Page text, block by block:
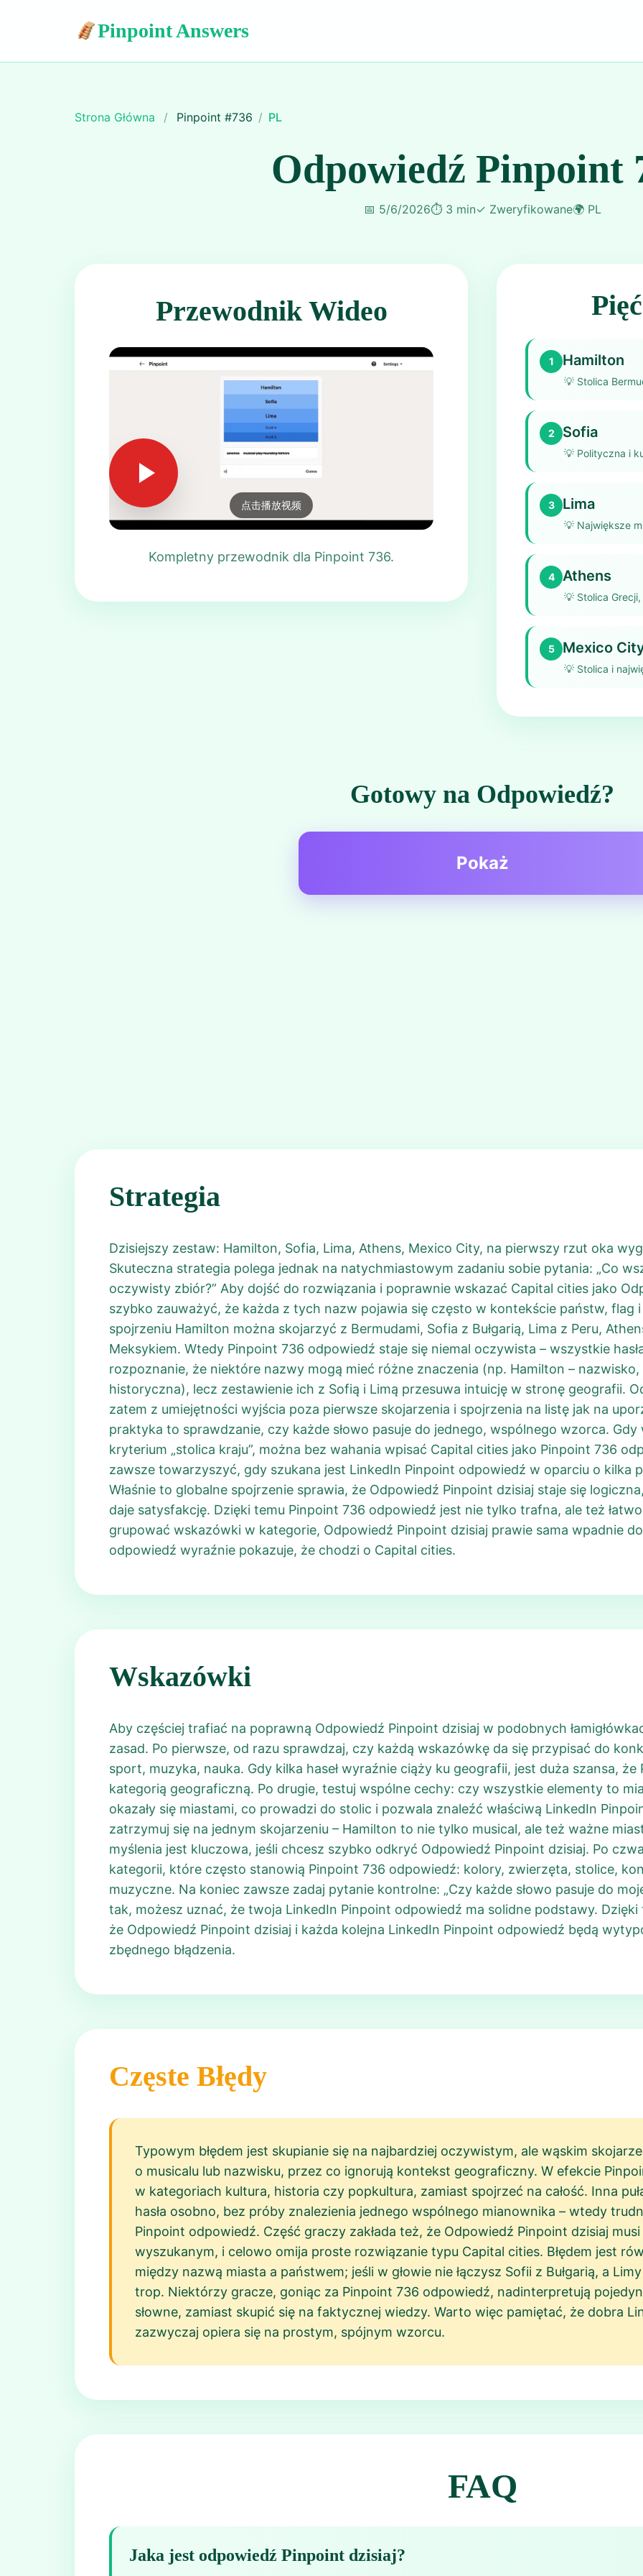
Pinpoint Answers
Strona Główna / Pinpoint #736 / PL
Odpowiedź Pinpoint
📅 5/6/2026⏱️ 3 min✓ Zweryfikowane🌍 PL
Przewodnik Wideo
点击播放视频
Kompletny przewodnik dla Pinpoint 736.
1 Hamilton
💡 Stolica
2 Sofia
💡 Polityczna i
3 Lima
💡 Największe
4 Athens
💡 Stolica
5 Mexico
💡 Stolica i
Gotowy na Odpowiedź?
Pokaż
Strategia
Dzisiejszy zestaw: Hamilton, Sofia, Lima, Athens, Mexico City, na pierwszy rzut oka
Skuteczna strategia polega jednak na natychmiastowym zadaniu sobie pytania: „Co
oczywisty zbiór?” Aby dojść do rozwiązania i poprawnie wskazać Capital cities jako
szybko zauważyć, że każda z tych nazw pojawia się często w kontekście państw, flag
spojrzeniu Hamilton można skojarzyć z Bermudami, Sofia z Bułgarią, Lima z Peru,
Meksykiem. Wtedy Pinpoint 736 odpowiedź staje się niemal oczywista – wszystkie
rozpoznanie, że niektóre nazwy mogą mieć różne znaczenia (np. Hamilton –
historyczna), lecz zestawienie ich z Sofią i Limą przesuwa intuicję w stronę geografii.
zatem z umiejętności wyjścia poza pierwsze skojarzenia i spojrzenia na listę jak na
praktyka to sprawdzanie, czy każde słowo pasuje do jednego, wspólnego wzorca. Gdy
kryterium „stolica kraju”, można bez wahania wpisać Capital cities jako Pinpoint 736
zawsze towarzyszyć, gdy szukana jest LinkedIn Pinpoint odpowiedź w oparciu o kilka
Właśnie to globalne spojrzenie sprawia, że Odpowiedź Pinpoint dzisiaj staje się
daje satysfakcję. Dzięki temu Pinpoint 736 odpowiedź jest nie tylko trafna, ale też
grupować wskazówki w kategorie, Odpowiedź Pinpoint dzisiaj prawie sama wpadnie
odpowiedź wyraźnie pokazuje, że chodzi o Capital cities.
Wskazówki
Aby częściej trafiać na poprawną Odpowiedź Pinpoint dzisiaj w podobnych
zasad. Po pierwsze, od razu sprawdzaj, czy każdą wskazówkę da się przypisać do
sport, muzyka, nauka. Gdy kilka haseł wyraźnie ciąży ku geografii, jest duża szansa,
kategorią geograficzną. Po drugie, testuj wspólne cechy: czy wszystkie elementy to
okazały się miastami, co prowadzi do stolic i pozwala znaleźć właściwą LinkedIn
zatrzymuj się na jednym skojarzeniu – Hamilton to nie tylko musical, ale też ważne
myślenia jest kluczowa, jeśli chcesz szybko odkryć Odpowiedź Pinpoint dzisiaj. Po
kategorii, które często stanowią Pinpoint 736 odpowiedź: kolory, zwierzęta, stolice,
muzyczne. Na koniec zawsze zadaj pytanie kontrolne: „Czy każde słowo pasuje do
tak, możesz uznać, że twoja LinkedIn Pinpoint odpowiedź ma solidne podstawy.
że Odpowiedź Pinpoint dzisiaj i każda kolejna LinkedIn Pinpoint odpowiedź będą
zbędnego błądzenia.
Częste Błędy
Typowym błędem jest skupianie się na najbardziej oczywistym, ale wąskim
o musicalu lub nazwisku, przez co ignorują kontekst geograficzny. W efekcie
w kategoriach kultura, historia czy popkultura, zamiast spojrzeć na całość. Inna
hasła osobno, bez próby znalezienia jednego wspólnego mianownika – wtedy
Pinpoint odpowiedź. Część graczy zakłada też, że Odpowiedź Pinpoint dzisiaj
wyszukanym, i celowo omija proste rozwiązanie typu Capital cities. Błędem jest
między nazwą miasta a państwem; jeśli w głowie nie łączysz Sofii z Bułgarią, a
trop. Niektórzy gracze, goniąc za Pinpoint 736 odpowiedź, nadinterpretują
słowne, zamiast skupić się na faktycznej wiedzy. Warto więc pamiętać, że dobra
zazwyczaj opiera się na prostym, spójnym wzorcu.
FAQ
Jaka jest odpowiedź Pinpoint dzisiaj?